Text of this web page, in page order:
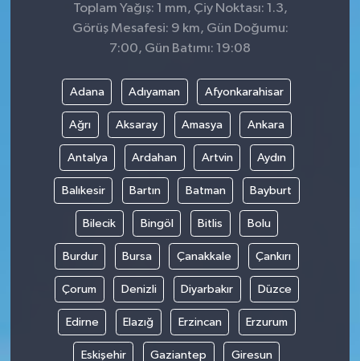
Toplam Yağış: 1 mm, Çiy Noktası: 1.3,
Görüş Mesafesi: 9 km, Gün Doğumu:
7:00, Gün Batımı: 19:08
Adana Adıyaman Afyonkarahisar
Ağrı Aksaray Amasya Ankara
Antalya Ardahan Artvin Aydın
Balıkesir Bartın Batman Bayburt
Bilecik Bingöl Bitlis Bolu
Burdur Bursa Çanakkale Çankırı
Çorum Denizli Diyarbakır Düzce
Edirne Elazığ Erzincan Erzurum
Eskişehir Gaziantep Giresun